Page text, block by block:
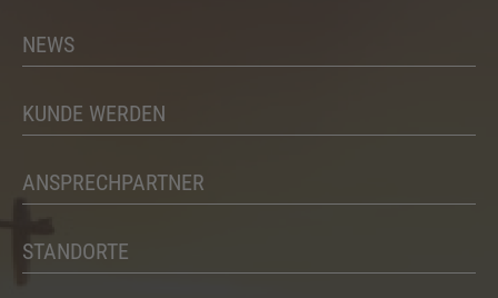
NEWS
KUNDE WERDEN
ANSPRECHPARTNER
STANDORTE